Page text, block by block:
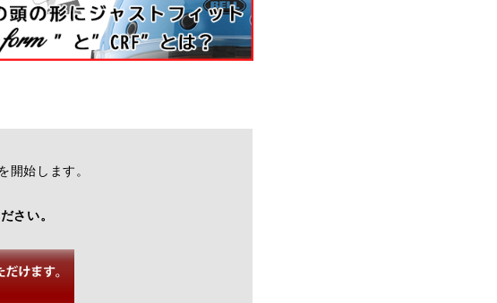
開始します。
さい。